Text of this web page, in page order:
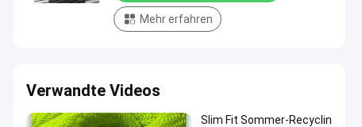
Mehr erfahren
Verwandte Videos
Slim Fit Sommer-Recyclin